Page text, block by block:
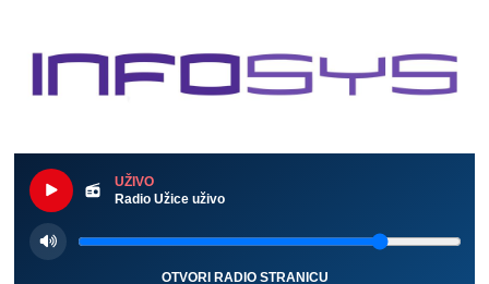
UŽIVO
Radio Užice uživo
OTVORI RADIO STRANICU